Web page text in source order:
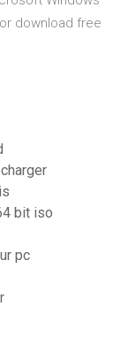
download free
bit iso
pc